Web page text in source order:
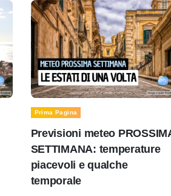
Prima Pagina
Previsioni meteo
SETTIMANA: temperature
piacevoli e qualche
temporale